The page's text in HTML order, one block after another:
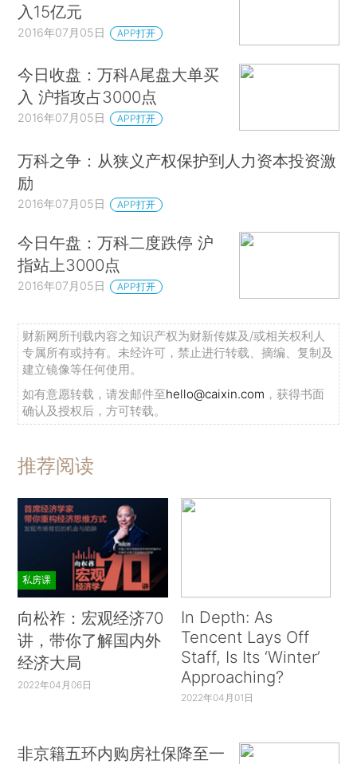
入15亿元
2016年07月05日 APP打开
今日收盘：万科A尾盘大单买
入 沪指攻占3000点
2016年07月05日 APP打开
万科之争：从狭义产权保护到人力资本投资激
励
2016年07月05日 APP打开
今日午盘：万科二度跌停 沪
指站上3000点
2016年07月05日 APP打开
财新网所刊载内容之知识产权为财新传媒及/或相关权利人
专属所有或持有。未经许可，禁止进行转载、摘编、复制及
建立镜像等任何使用。
如有意愿转载，请发邮件至hello@caixin.com ，获得书面
确认及授权后，方可转载。
推荐阅读
私房课
向松祚：宏观经济70
讲，带你了解国内外
经济大局
2022年04月06日
In Depth: As
Tencent Lays Off
Staff, Is Its ‘Winter’
Approaching?
2022年04月01日
非京籍五环内购房社保降至一